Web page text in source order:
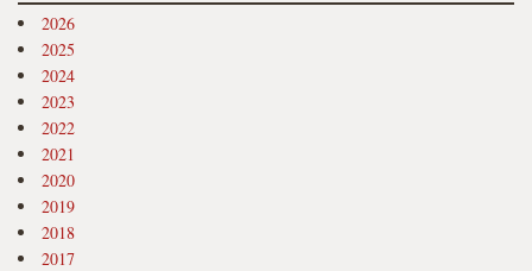
2026
2025
2024
2023
2022
2021
2020
2019
2018
2017